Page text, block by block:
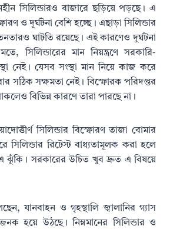
সিলিন্ডারও বাজারে ছড়িয়ে পড়ছে। এ
ও দূর্ঘটনা বেশি হচ্ছে। এছাড়া সিলিন্ডার
ঘাটতি রয়েছে। এই কারণেও দুর্ঘটনা
সিলিন্ডারের মান নিয়ন্ত্রণে সরকারি-
নেই। যেসব সংস্থা মান নিয়ে কাজ করে
সঠিক সক্ষমতা নেই। বিস্ফোরক পরিদপ্তর
বিভিন্ন কারণে তারা পারছে না।
সিলিন্ডার বিস্ফোরণ তাজা বোমার
রিটেস্ট বাধ্যতামূলক করা হলে
ঝুঁকি। সরকারের উচিত খুব দ্রুত এ বিষয়ে
যানবাহন ও গৃহস্থালি জ্বালানির গ্যাস
হয়ে উঠছে। নিম্নমানের সিলিন্ডার ও